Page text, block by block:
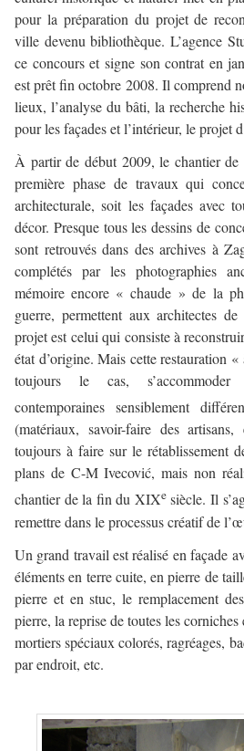
pour la préparation du projet de
ville devenu bibliothèque. L’agence
ce concours et signe son contrat en
est prêt fin octobre 2008. Il comprend
lieux, l’analyse du bâti, la recherche
pour les façades et l’intérieur, le projet
À partir de début 2009, le chantier de
première phase de travaux qui
architecturale, soit les façades avec
décor. Presque tous les dessins de
sont retrouvés dans des archives à
complétés par les photographies
mémoire encore « chaude » de la
guerre, permettent aux architectes
projet est celui qui consiste à
état d’origine. Mais cette restauration
toujours le cas, s’accommoder
contemporaines sensiblement
(matériaux, savoir-faire des
toujours à faire sur le rétablissement
plans de C-M Ivecović, mais non
chantier de la fin du XIXesiècle. Il
remettre dans le processus créatif de
Un grand travail est réalisé en façade
éléments en terre cuite, en pierre de
pierre et en stuc, le remplacement
pierre, la reprise de toutes les corniches
mortiers spéciaux colorés, ragréages,
par endroit, etc.